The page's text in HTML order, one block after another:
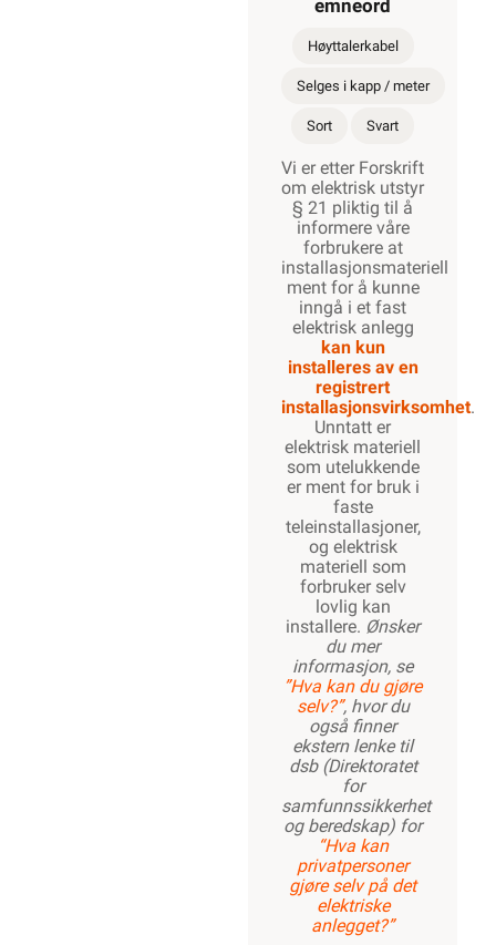
emneord
Høyttalerkabel
Selges i kapp / meter
Sort Svart
Vi er etter Forskrift
om elektrisk utstyr
§ 21 pliktig til å
informere våre
forbrukere at
installasjonsmateriell
ment for å kunne
inngå i et fast
elektrisk anlegg
kan kun
installeres av en
registrert
installasjonsvirksomhet.
Unntatt er
elektrisk materiell
som utelukkende
er ment for bruk i
faste
teleinstallasjoner,
og elektrisk
materiell som
forbruker selv
lovlig kan
installere. Ønsker
du mer
informasjon, se
”Hva kan du gjøre
selv?”, hvor du
også finner
ekstern lenke til
dsb (Direktoratet
for
samfunnssikkerhet
og beredskap) for
“Hva kan
privatpersoner
gjøre selv på det
elektriske
anlegget?”